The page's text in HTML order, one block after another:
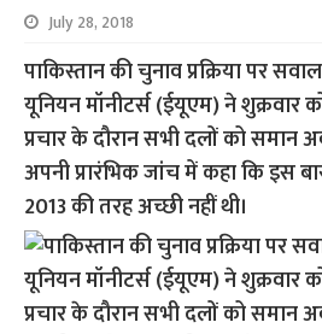
July 28, 2018
पाकिस्तान की चुनाव प्रक्रिया पर
यूनियन मॉनीटर्स (ईयूएम) ने शुक्रवार
प्रचार के दौरान सभी दलों को समान
अपनी प्रारंभिक जांच में कहा कि इस
2013 की तरह अच्छी नहीं थी।